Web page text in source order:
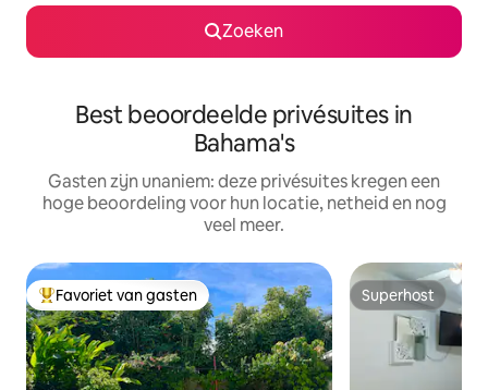
Zoeken
Best beoordeelde privésuites in
Bahama's
Gasten zijn unaniem: deze privésuites kregen een
hoge beoordeling voor hun locatie, netheid en nog
veel meer.
Topfavoriet van gasten
Favoriet van gasten Superhost
Superhost